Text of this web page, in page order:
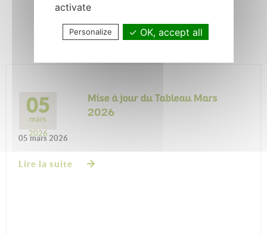
Lire la suite
05
mars
2026
Mise à jour du Tableau Mars
2026
05 mars 2026
Lire la suite
activate
Personalize OK, accept all